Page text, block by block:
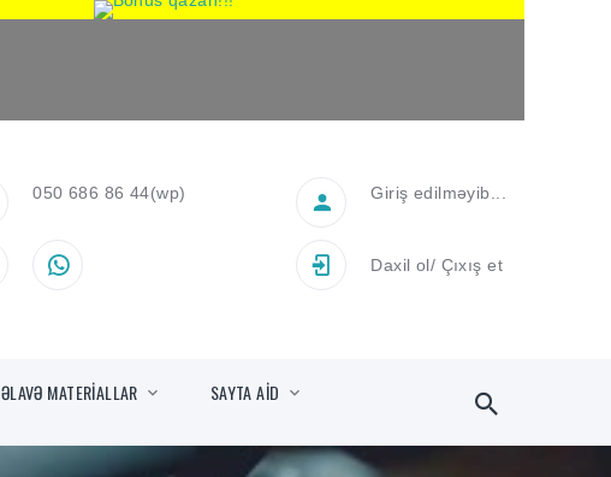
050 686 86 44(wp) Giriş edilməyib...
Daxil ol/ Çıxış et
ƏLAVƏ MATERİALLAR SAYTA AİD